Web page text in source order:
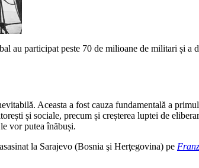
au participat peste 70 de milioane de militari și a
Aceasta a fost cauza fundamentală a
și sociale, precum și creșterea luptei de
vor putea înăbuși.
la Sarajevo (Bosnia şi Herţegovina) pe Franz